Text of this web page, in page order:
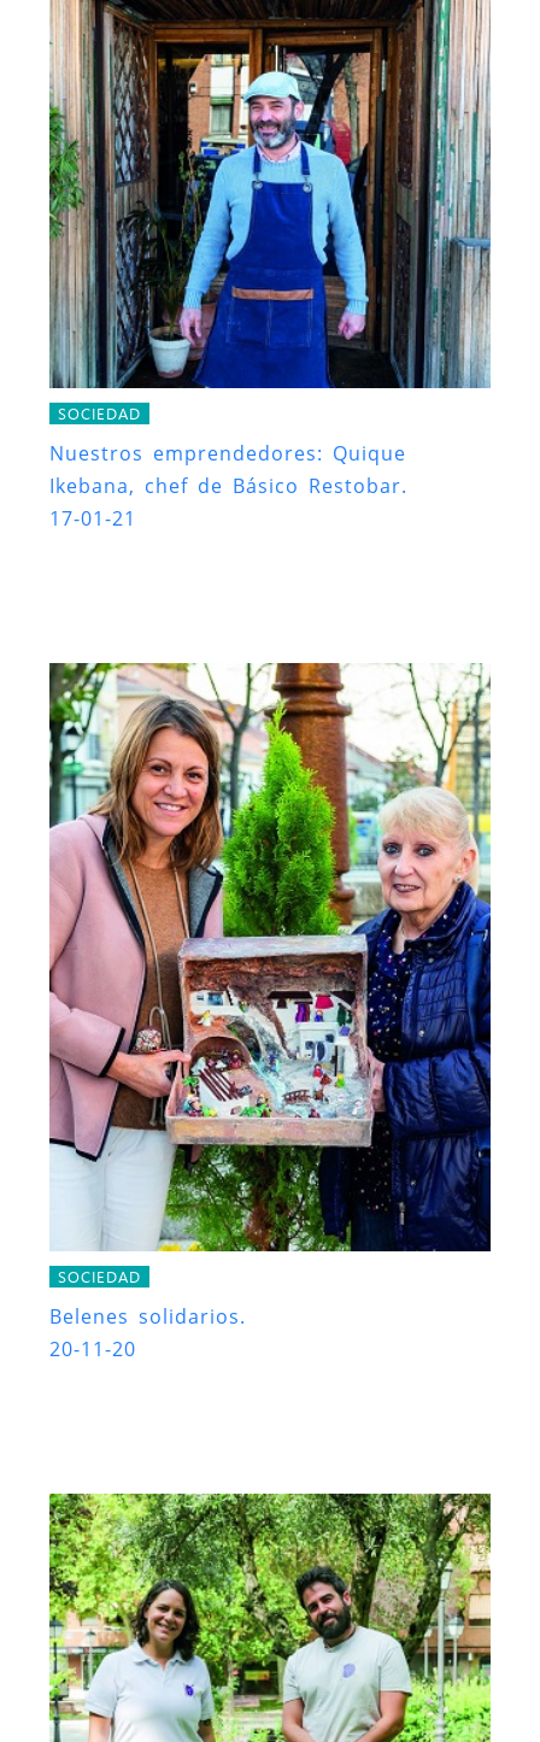
SOCIEDAD
Nuestros emprendedores: Quique
Ikebana, chef de Básico Restobar.
17-01-21
SOCIEDAD
Belenes solidarios.
20-11-20